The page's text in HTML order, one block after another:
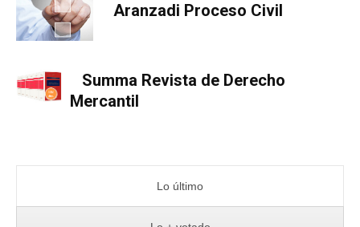
Aranzadi Proceso Civil
Summa Revista de Derecho
Mercantil
Lo último